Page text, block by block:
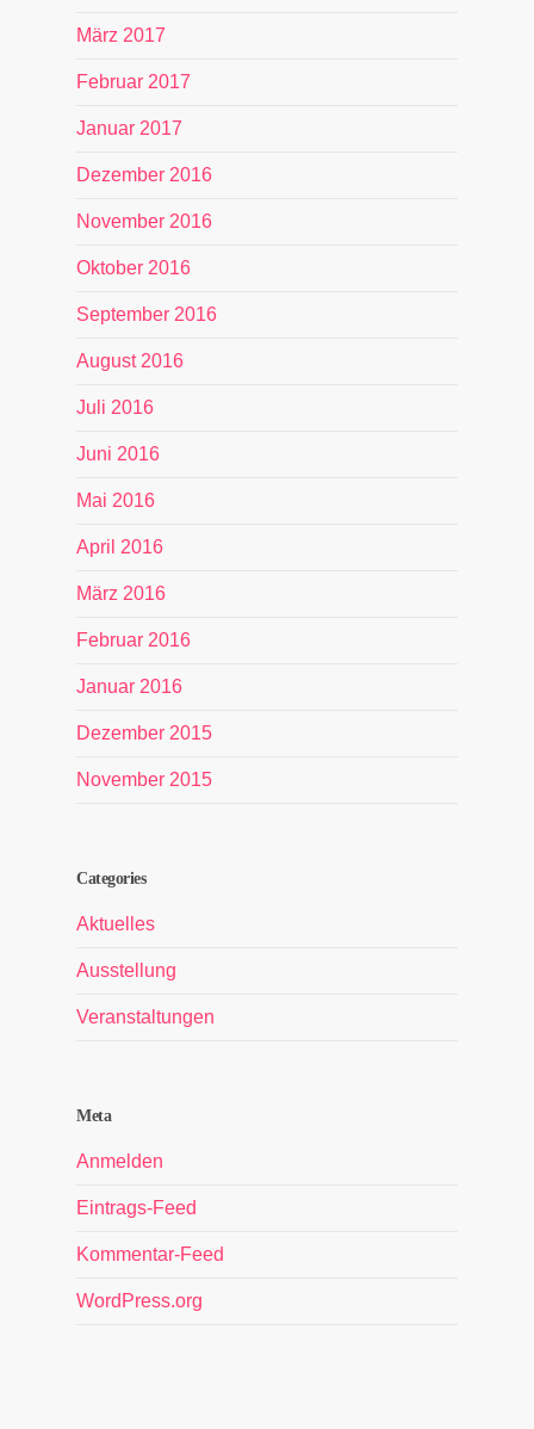
März 2017
Februar 2017
Januar 2017
Dezember 2016
November 2016
Oktober 2016
September 2016
August 2016
Juli 2016
Juni 2016
Mai 2016
April 2016
März 2016
Februar 2016
Januar 2016
Dezember 2015
November 2015
Categories
Aktuelles
Ausstellung
Veranstaltungen
Meta
Anmelden
Eintrags-Feed
Kommentar-Feed
WordPress.org